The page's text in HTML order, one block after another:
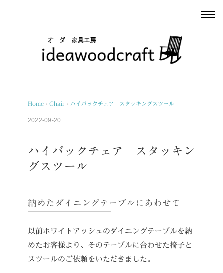
Home › Chair › ハイバックチェア スタッキングスツール
2022-09-20
ハイバックチェア スタッキン
グスツール
納めたダイニングテーブルにあわせて
以前ホワイトアッシュのダイニングテーブルを納
めたお客様より、そのテーブルに合わせた椅子と
スツールのご依頼をいただきました。